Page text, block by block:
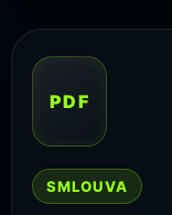
PDF
SMLOUVA